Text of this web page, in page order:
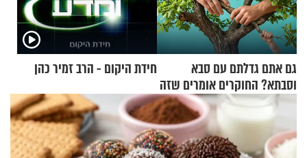
גם אתם גדלתם עם סבא
וסבתא? החוקרים אומרים שזה
מתכון מנצח
חידת היקום - הרב זמיר כהן